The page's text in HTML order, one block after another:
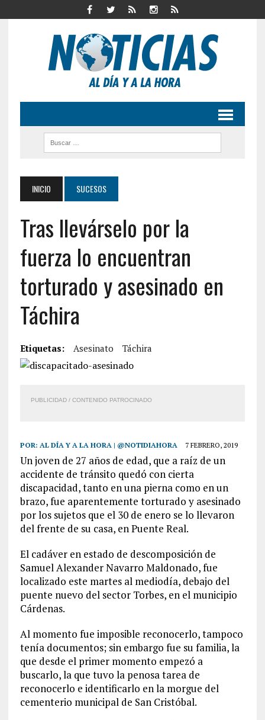
INICIO SUCESOS
Tras llevárselo por la
fuerza lo encuentran
torturado y asesinado en
Táchira
Etiquetas: Asesinato Táchira
PUBLICIDAD / CONTENIDO PATROCINADO
POR: AL DÍA Y A LA HORA | @NOTIDIAHORA 7 FEBRERO, 2019
Un joven de 27 años de edad, que a raíz de un
accidente de tránsito quedó con cierta
discapacidad, tanto en una pierna como en un
brazo, fue aparentemente torturado y asesinado
por los sujetos que el 30 de enero se lo llevaron
del frente de su casa, en Puente Real.
El cadáver en estado de descomposición de
Samuel Alexander Navarro Maldonado, fue
localizado este martes al mediodía, debajo del
puente nuevo del sector Torbes, en el municipio
Cárdenas.
Al momento fue imposible reconocerlo, tampoco
tenía documentos; sin embargo fue su familia, la
que desde el primer momento empezó a
buscarlo, la que tuvo la penosa tarea de
reconocerlo e identificarlo en la morgue del
cementerio municipal de San Cristóbal.